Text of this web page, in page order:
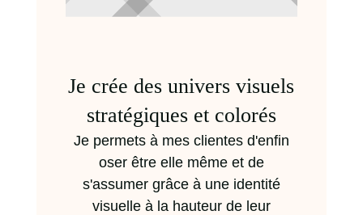
Je crée des univers visuels
stratégiques et colorés
Je permets à mes clientes d'enfin
oser être elle même et de
s'assumer grâce à une identité
visuelle à la hauteur de leur